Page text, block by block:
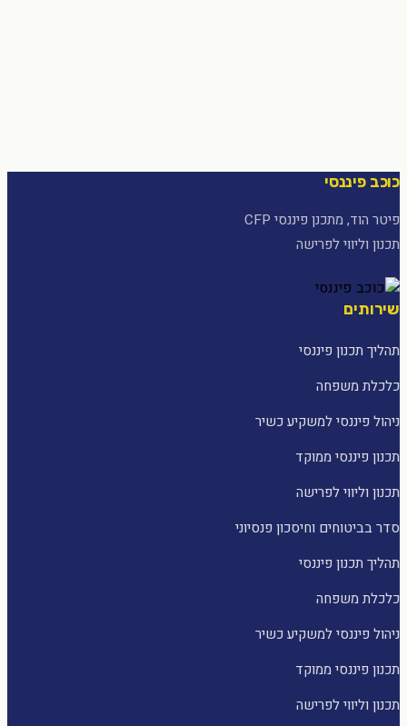
כוכב פיננסי
פיטר הוד, מתכנן פיננסי CFP
תכנון וליווי לפרישה
שירותים
תהליך תכנון פיננסי
כלכלת משפחה
ניהול פיננסי למשקיע כשיר
תכנון פיננסי ממוקד
תכנון וליווי לפרישה
סדר בביטוחים וחיסכון פנסיוני
תהליך תכנון פיננסי
כלכלת משפחה
ניהול פיננסי למשקיע כשיר
תכנון פיננסי ממוקד
תכנון וליווי לפרישה